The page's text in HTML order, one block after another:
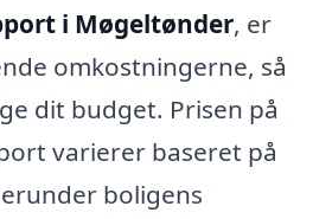
i Møgeltønder, er
omkostningerne, så
dit budget. Prisen på
varierer baseret på
boligens